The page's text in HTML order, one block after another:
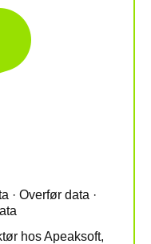
· Overfør data ·
hos Apeaksoft,